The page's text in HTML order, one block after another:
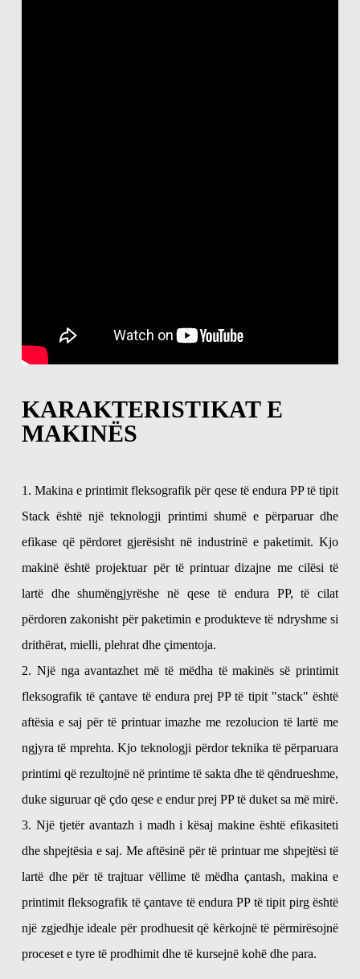
KARAKTERISTIKAT E
MAKINËS
1. Makina e printimit fleksografik për qese të endura PP të tipit
Stack është një teknologji printimi shumë e përparuar dhe
efikase që përdoret gjerësisht në industrinë e paketimit. Kjo
makinë është projektuar për të printuar dizajne me cilësi të
lartë dhe shumëngjyrëshe në qese të endura PP, të cilat
përdoren zakonisht për paketimin e produkteve të ndryshme si
drithërat, mielli, plehrat dhe çimentoja.
2. Një nga avantazhet më të mëdha të makinës së printimit
fleksografik të çantave të endura prej PP të tipit "stack" është
aftësia e saj për të printuar imazhe me rezolucion të lartë me
ngjyra të mprehta. Kjo teknologji përdor teknika të përparuara
printimi që rezultojnë në printime të sakta dhe të qëndrueshme,
duke siguruar që çdo qese e endur prej PP të duket sa më mirë.
3. Një tjetër avantazh i madh i kësaj makine është efikasiteti
dhe shpejtësia e saj. Me aftësinë për të printuar me shpejtësi të
lartë dhe për të trajtuar vëllime të mëdha çantash, makina e
printimit fleksografik të çantave të endura PP të tipit pirg është
një zgjedhje ideale për prodhuesit që kërkojnë të përmirësojnë
proceset e tyre të prodhimit dhe të kursejnë kohë dhe para.